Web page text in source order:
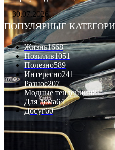
30.07.2026
ПОПУЛЯРНЫЕ
Жизнь1668
Позитив1051
Полезно589
Интересно241
Разное207
Модные тенденции81
Для дома64
Досуг60